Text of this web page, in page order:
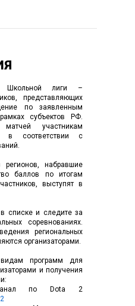
Школьной лиги –
представляющих
по заявленным
субъектов РФ.
участникам
в соответствии с
набравшие
баллов по итогам
выступят в
списке и следите за
соревнованиях.
региональных
организаторами.
программ для
и получения
по Dota 2